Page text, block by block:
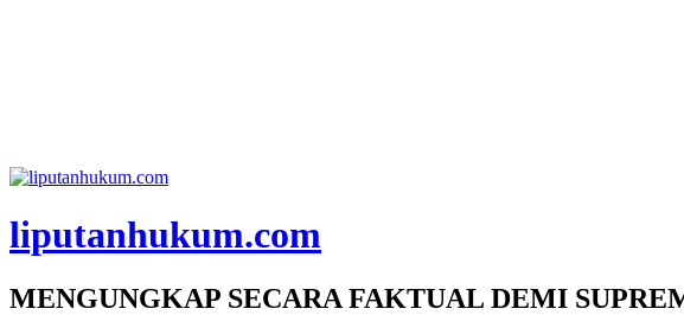
liputanhukum.com
MENGUNGKAP SECARA FAKTUAL DEMI